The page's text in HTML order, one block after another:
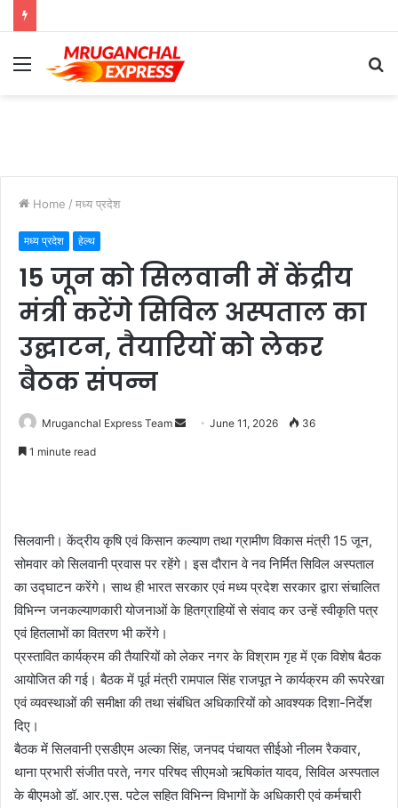
Menu
Home / मध्य प्रदेश
मध्य प्रदेश हेल्थ
15 जून को सिलवानी में केंद्रीय
मंत्री करेंगे सिविल अस्पताल का
उद्घाटन, तैयारियों को लेकर
बैठक संपन्न
Mruganchal Express Team
Send June 11, 2026 36
1 minute read
सिलवानी। केंद्रीय कृषि एवं किसान कल्याण तथा ग्रामीण विकास मंत्री 15 जून,
सोमवार को सिलवानी प्रवास पर रहेंगे। इस दौरान वे नव निर्मित सिविल अस्पताल
का उद्घाटन करेंगे। साथ ही भारत सरकार एवं मध्य प्रदेश सरकार द्वारा संचालित
विभिन्न जनकल्याणकारी योजनाओं के हितग्राहियों से संवाद कर उन्हें स्वीकृति पत्र
एवं हितलाभों का वितरण भी करेंगे।
प्रस्तावित कार्यक्रम की तैयारियों को लेकर नगर के विश्राम गृह में एक विशेष बैठक
आयोजित की गई। बैठक में पूर्व मंत्री रामपाल सिंह राजपूत ने कार्यक्रम की रूपरेखा
एवं व्यवस्थाओं की समीक्षा की तथा संबंधित अधिकारियों को आवश्यक दिशा-निर्देश
दिए।
बैठक में सिलवानी एसडीएम अल्का सिंह, जनपद पंचायत सीईओ नीलम रैकवार,
थाना प्रभारी संजीत परते, नगर परिषद सीएमओ ऋषिकांत यादव, सिविल अस्पताल
के बीएमओ डॉ. आर.एस. पटेल सहित विभिन्न विभागों के अधिकारी एवं कर्मचारी